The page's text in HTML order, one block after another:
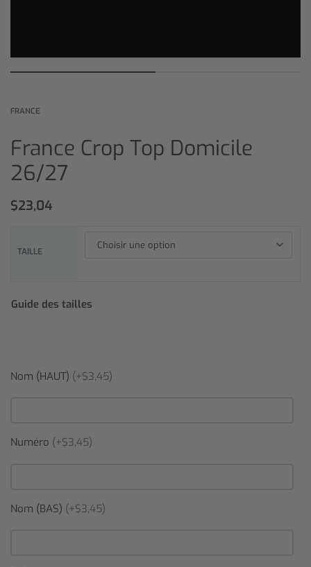
FRANCE
France Crop Top Domicile
26/27
$23,04
TAILLE
Guide des tailles
Nom (HAUT) (+$3,45)
Numéro (+$3,45)
Nom (BAS) (+$3,45)